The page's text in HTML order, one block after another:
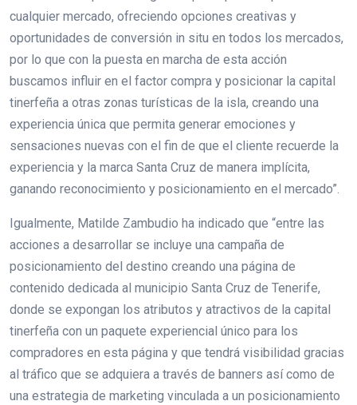
cualquier mercado, ofreciendo opciones creativas y
oportunidades de conversión in situ en todos los mercados,
por lo que con la puesta en marcha de esta acción
buscamos influir en el factor compra y posicionar la capital
tinerfeña a otras zonas turísticas de la isla, creando una
experiencia única que permita generar emociones y
sensaciones nuevas con el fin de que el cliente recuerde la
experiencia y la marca Santa Cruz de manera implícita,
ganando reconocimiento y posicionamiento en el mercado”.
Igualmente, Matilde Zambudio ha indicado que “entre las
acciones a desarrollar se incluye una campaña de
posicionamiento del destino creando una página de
contenido dedicada al municipio Santa Cruz de Tenerife,
donde se expongan los atributos y atractivos de la capital
tinerfeña con un paquete experiencial único para los
compradores en esta página y que tendrá visibilidad gracias
al tráfico que se adquiera a través de banners así como de
una estrategia de marketing vinculada a un posicionamiento